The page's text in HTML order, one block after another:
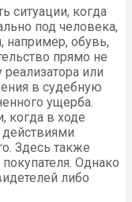
ситуации, когда
под человека,
например, обувь,
прямо не
реализатора или
в судебную
ущерба.
когда в ходе
Здесь также
Однако
либо